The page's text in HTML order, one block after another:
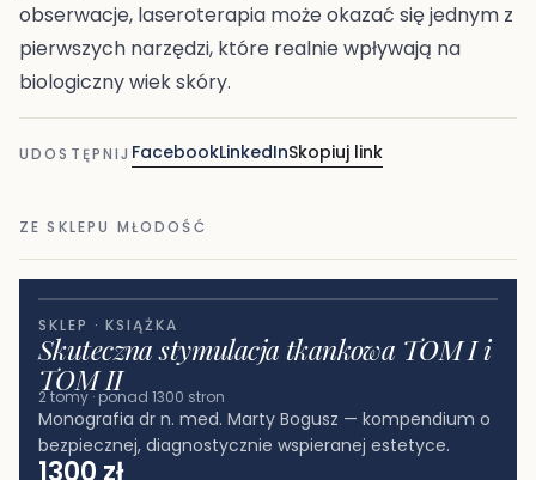
obserwacje, laseroterapia może okazać się jednym z
pierwszych narzędzi, które realnie wpływają na
biologiczny wiek skóry.
UDOSTĘPNIJ FacebookLinkedInSkopiuj link
ZE SKLEPU MŁODOŚĆ
SKLEP · KSIĄŻKA
Skuteczna stymulacja tkankowa TOM I i
TOM II
2 tomy · ponad 1300 stron
Monografia dr n. med. Marty Bogusz — kompendium o
bezpiecznej, diagnostycznie wspieranej estetyce.
1300 zł